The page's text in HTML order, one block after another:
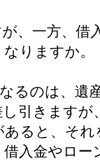
、一方、借
りますか。
るのは、遺
引きますが
ると、そ
入金やロー